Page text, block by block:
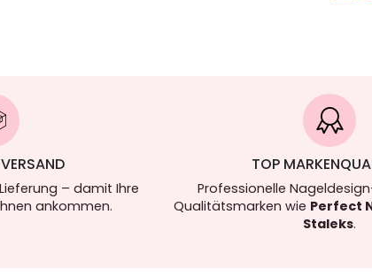
– damit Ihre
ankommen.
TOP
Professionelle
Qualitätsmarken wie Perfect
Staleks.